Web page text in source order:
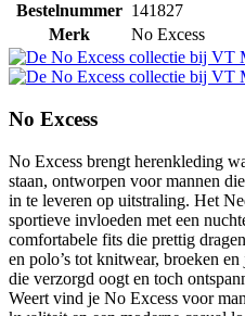
Bestelnummer 141827
Merk
No Excess
No Excess
No Excess brengt herenkleding
staan, ontworpen voor mannen
in te leveren op uitstraling. Het
sportieve invloeden met een
comfortabele fits die prettig
en polo’s tot knitwear, broeken
die verzorgd oogt en toch
Weert vind je No Excess voor